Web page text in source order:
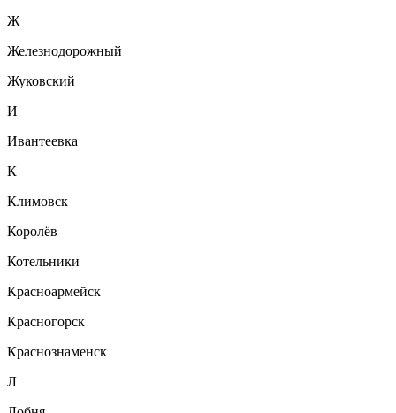
Ж
Железнодорожный
Жуковский
И
Ивантеевка
К
Климовск
Королёв
Котельники
Красноармейск
Красногорск
Краснознаменск
Л